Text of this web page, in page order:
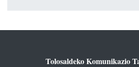
Tolosaldeko Komunikazio